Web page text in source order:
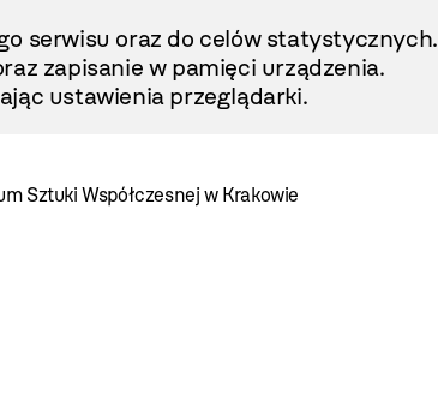
serwisu oraz do celów statystycznych.
zapisanie w pamięci urządzenia.
ustawienia przeglądarki.
Sztuki Współczesnej w Krakowie